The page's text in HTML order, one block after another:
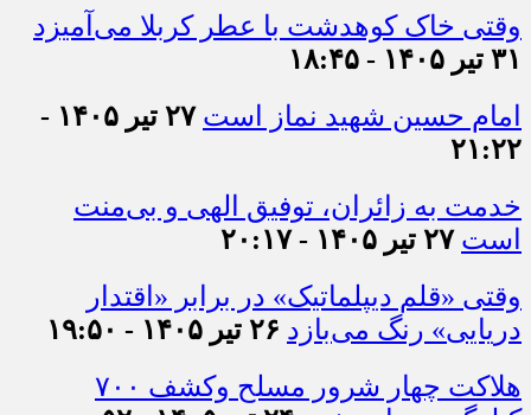
وقتی خاک کوهدشت با عطر کربلا می‌آمیزد
۳۱ تیر ۱۴۰۵ - ۱۸:۴۵
امام حسین شهید نماز است
۲۷ تیر ۱۴۰۵ -
۲۱:۲۲
خدمت به زائران، توفیق الهی و بی‌منت
است ۲۷ تیر ۱۴۰۵ - ۲۰:۱۷
وقتی «قلم دیپلماتیک» در برابر «اقتدار
دریایی» رنگ می‌بازد ۲۶ تیر ۱۴۰۵ - ۱۹:۵۰
هلاکت چهار شرور مسلح وکشف ۷۰۰